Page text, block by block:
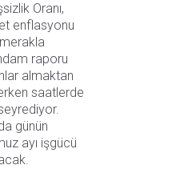
Oranı,
enflasyonu
raporu
almaktan
saatlerde
günün
ayı işgücü